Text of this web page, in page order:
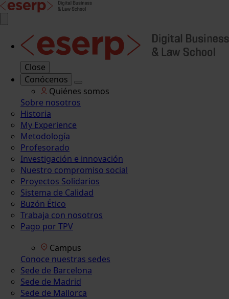
Close
Conócenos
Quiénes somos
Sobre nosotros
Historia
My Experience
Metodología
Profesorado
Investigación e innovación
Nuestro compromiso social
Proyectos Solidarios
Sistema de Calidad
Buzón Ético
Trabaja con nosotros
Pago por TPV
Campus
Conoce nuestras sedes
Sede de Barcelona
Sede de Madrid
Sede de Mallorca